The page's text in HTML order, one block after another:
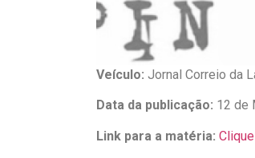
Veículo: Jornal Correio da
Data da publicação: 12 de
Link para a matéria: